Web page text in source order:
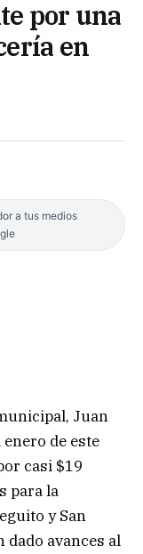
por una
en
a tus medios
Juan
enero de este
casi $19
para la
y San
dado avances al